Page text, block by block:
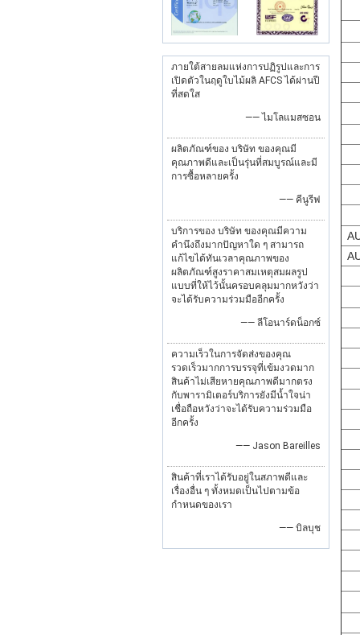
ภายใต้สายลมแห่งการปฏิรูปและการ
เปิดตัวในฤดูใบไม้ผลิ AFCS ได้ผ่านปี
ที่สดใส
—— ไมโลแมสซอน
ผลิตภัณฑ์ของ บริษัท ของคุณมี
คุณภาพดีและเป็นรุ่นที่สมบูรณ์และมี
การซื้อหลายครั้ง
—— คีนูรีฟ
บริการของ บริษัท ของคุณมีความ
คำนึงถึงมากปัญหาใด ๆ สามารถ
แก้ไขได้ทันเวลาคุณภาพของ
ผลิตภัณฑ์สูงราคาสมเหตุสมผลรูป
แบบที่ให้ไว้นั้นครอบคลุมมากหวังว่า
จะได้รับความร่วมมืออีกครั้ง
—— ลีโอนาร์ดน็อกซ์
ความเร็วในการจัดส่งของคุณ
รวดเร็วมากการบรรจุที่เข้มงวดมาก
สินค้าไม่เสียหายคุณภาพดีมากตรง
กับพารามิเตอร์บริการยังมีน้ำใจน่า
เชื่อถือหวังว่าจะได้รับความร่วมมือ
อีกครั้ง
—— Jason Bareilles
สินค้าที่เราได้รับอยู่ในสภาพดีและ
เรื่องอื่น ๆ ทั้งหมดเป็นไปตามข้อ
กำหนดของเรา
—— บิลบุช